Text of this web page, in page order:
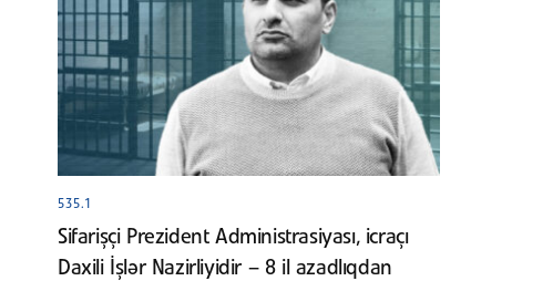
535.1
Sifarişçi Prezident Administrasiyası, icraçı
Daxili İşlər Nazirliyidir – 8 il azadlıqdan